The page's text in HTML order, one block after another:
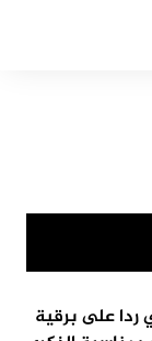
ردا على برقية